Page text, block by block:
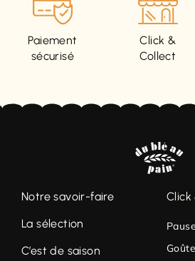
Paiement
sécurisé
Click &
Collect
Notre savoir-faire
La sélection
C’est de saison
Click